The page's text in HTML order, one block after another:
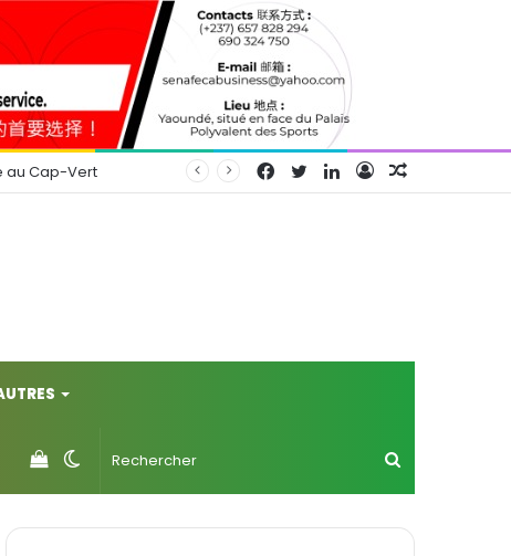
au Cap-Vert Connexion
Linkedin
Twitter
Facebook
Switch
skin
Voir
votre